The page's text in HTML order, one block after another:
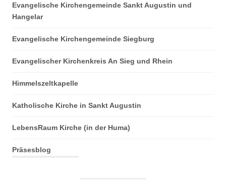
Evangelische Kirchengemeinde Sankt Augustin und
Hangelar
Evangelische Kirchengemeinde Siegburg
Evangelischer Kirchenkreis An Sieg und Rhein
Himmelszeltkapelle
Katholische Kirche in Sankt Augustin
LebensRaum Kirche (in der Huma)
Präsesblog